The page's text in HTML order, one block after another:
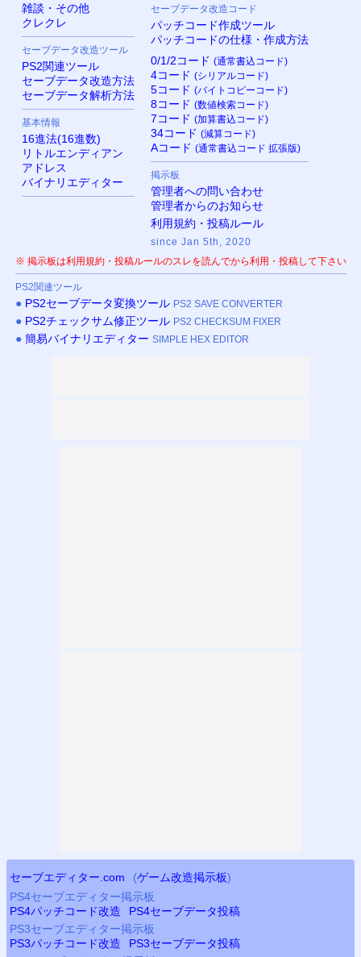
雑談・その他
クレクレ
セーブデータ改造ツール
PS2関連ツール
セーブデータ改造方法
セーブデータ解析方法
基本情報
16進法(16進数)
リトルエンディアン
アドレス
バイナリエディター
セーブデータ改造コード
パッチコード作成ツール
パッチコードの仕様・作成方法
0/1/2コード (通常書込コード)
4コード (シリアルコード)
5コード (バイトコピーコード)
8コード (数値検索コード)
7コード (加算書込コード)
34コード (減算コード)
Aコード (通常書込コード 拡張版)
掲示板
管理者への問い合わせ
管理者からのお知らせ
利用規約・投稿ルール
since Jan 5th, 2020
※ 掲示板は利用規約・投稿ルールのスレを読んでから利用・投稿して下さい
PS2関連ツール
● PS2セーブデータ変換ツール PS2 SAVE CONVERTER
● PS2チェックサム修正ツール PS2 CHECKSUM FIXER
● 簡易バイナリエディター SIMPLE HEX EDITOR
セーブエディター.com (ゲーム改造掲示板)
PS4セーブエディター掲示板
PS4パッチコード改造 PS4セーブデータ投稿
PS3セーブエディター掲示板
PS3パッチコード改造 PS3セーブデータ投稿